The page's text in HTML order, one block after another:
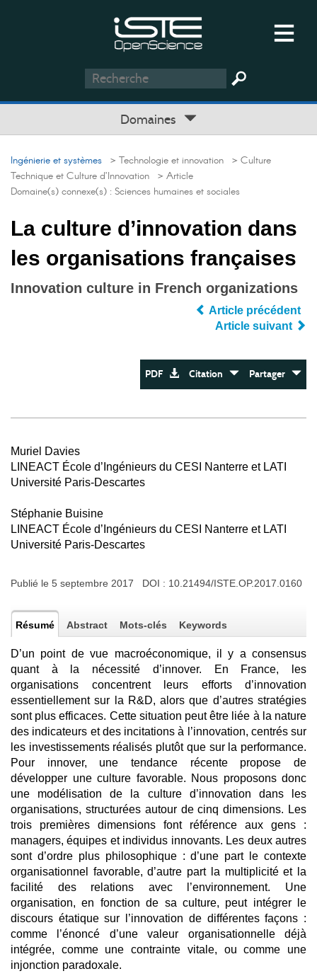
Domaines
Ingénierie et systèmes > Technologie et innovation > Culture
Technique et Culture d’Innovation > Article
Domaine(s) connexe(s) : Sciences humaines et sociales
La culture d’innovation dans
les organisations françaises
Innovation culture in French organizations
Article précédent
Article suivant
PDF Citation Partager
Muriel Davies
LINEACT École d’Ingénieurs du CESI Nanterre et LATI
Université Paris-Descartes
Stéphanie Buisine
LINEACT École d’Ingénieurs du CESI Nanterre et LATI
Université Paris-Descartes
Publié le 5 septembre 2017 DOI : 10.21494/ISTE.OP.2017.0160
Résumé Abstract Mots-clés Keywords
D’un point de vue macroéconomique, il y a consensus
quant à la nécessité d’innover. En France, les
organisations concentrent leurs efforts d’innovation
essentiellement sur la R&D, alors que d’autres stratégies
sont plus efficaces. Cette situation peut être liée à la nature
des indicateurs et des incitations à l’innovation, centrés sur
les investissements réalisés plutôt que sur la performance.
Pour innover, une tendance récente propose de
développer une culture favorable. Nous proposons donc
une modélisation de la culture d’innovation dans les
organisations, structurées autour de cinq dimensions. Les
trois premières dimensions font référence aux gens :
managers, équipes et individus innovants. Les deux autres
sont d’ordre plus philosophique : d’une part le contexte
organisationnel favorable, d’autre part la multiplicité et la
facilité des relations avec l’environnement. Une
organisation, en fonction de sa culture, peut intégrer le
discours étatique sur l’innovation de différentes façons :
comme l’énoncé d’une valeur organisationnelle déjà
intégrée, comme une contrainte vitale, ou comme une
injonction paradoxale.